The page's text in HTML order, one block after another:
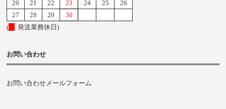
20
21 22 23 24 25
26
27
28 29
30
(
発送業務休日)
お問い合わせ
お問い合わせメールフォーム